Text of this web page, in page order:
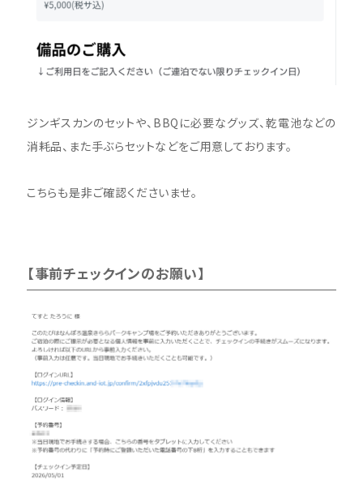
ジンギスカンのセットや、BBQに必要なグッズ、乾電池などの
消耗品、また手ぶらセットなどをご用意しております。
こちらも是非ご確認くださいませ。
【事前チェックインのお願い】